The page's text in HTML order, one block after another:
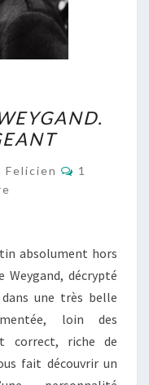
Felicien
1
absolument hors
Weygand, décrypté
une très belle
loin des
correct, riche de
fait découvrir un